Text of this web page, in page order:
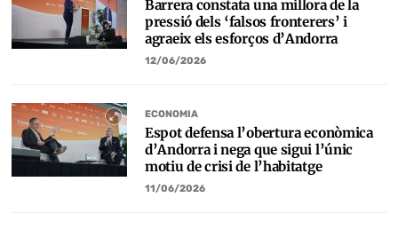
Barrera constata una millora de la
pressió dels ‘falsos fronterers’ i
agraeix els esforços d’Andorra
12/06/2026
ECONOMIA
Espot defensa l’obertura econòmica
d’Andorra i nega que sigui l’únic
motiu de crisi de l’habitatge
11/06/2026